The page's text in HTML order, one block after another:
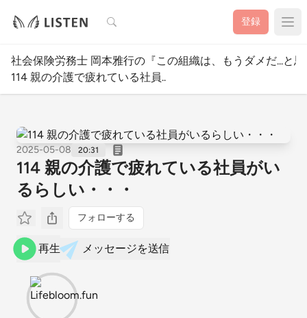
検索 登録
社会保険労務士 岡本雅行の『この組織は、もうダメだ...と
114 親の介護で疲れている社員..
2025-05-08 20:31
114 親の介護で疲れている社員がい
るらしい・・・
フォローする
再生 メッセージを送信